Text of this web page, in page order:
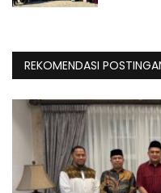
REKOMENDASI